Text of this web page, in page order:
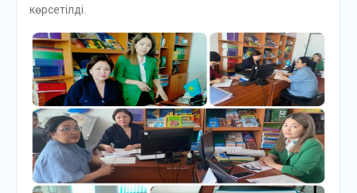
көрсетілді.